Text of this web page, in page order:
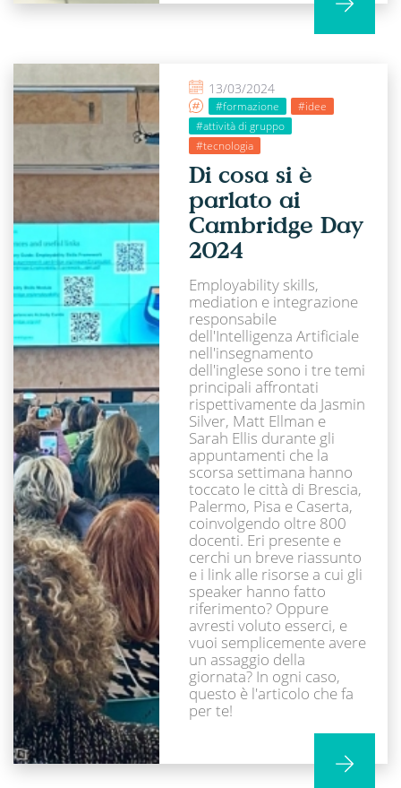
13/03/2024
#formazione
#idee
#attività di gruppo
#tecnologia
Di cosa si è
parlato ai
Cambridge Day
2024
Employability skills,
mediation e integrazione
responsabile
dell'Intelligenza Artificiale
nell'insegnamento
dell'inglese sono i tre temi
principali affrontati
rispettivamente da Jasmin
Silver, Matt Ellman e
Sarah Ellis durante gli
appuntamenti che la
scorsa settimana hanno
toccato le città di Brescia,
Palermo, Pisa e Caserta,
coinvolgendo oltre 800
docenti. Eri presente e
cerchi un breve riassunto
e i link alle risorse a cui gli
speaker hanno fatto
riferimento? Oppure
avresti voluto esserci, e
vuoi semplicemente avere
un assaggio della
giornata? In ogni caso,
questo è l'articolo che fa
per te!